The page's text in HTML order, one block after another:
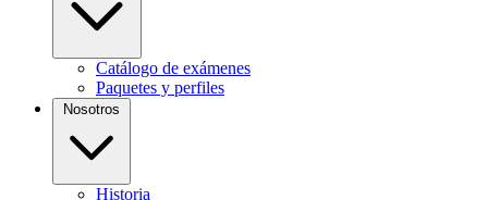
Catálogo de exámenes
Paquetes y perfiles
Historia